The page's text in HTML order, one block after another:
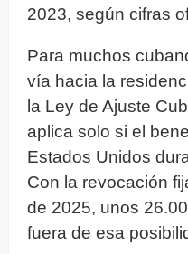
2023, según cifras
Para muchos
vía hacia la
la Ley de Ajuste
aplica solo si el
Estados Unidos
Con la revocación
de 2025, unos
fuera de esa